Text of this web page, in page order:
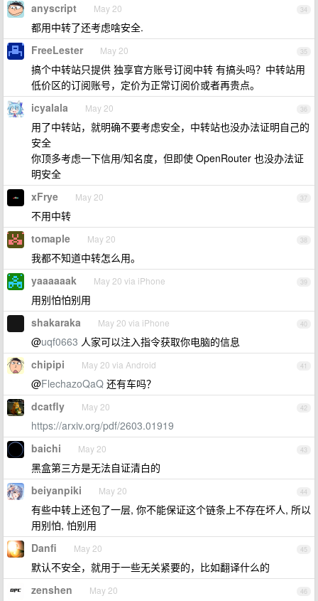
34
anyscript May 20
都用中转了还考虑啥安全.
35
FreeLester May 20
搞个中转站只提供 独享官方账号订阅中转 有搞头吗？中转站用
低价区的订阅账号，定价为正常订阅价或者再贵点。
36
icyalala May 20
用了中转站，就明确不要考虑安全，中转站也没办法证明自己的
安全
你顶多考虑一下信用/知名度，但即使 OpenRouter 也没办法证
明安全
37
xFrye May 20
不用中转
38
tomaple May 20
我都不知道中转怎么用。
39
yaaaaaak May 20 via iPhone
用别怕怕别用
40
shakaraka May 20 via iPhone
@uqf0663 人家可以注入指令获取你电脑的信息
41
chipipi May 20 via Android
@FlechazoQaQ 还有车吗？
42
dcatfly May 20
https://arxiv.org/pdf/2603.01919
43
baichi May 20
黑盒第三方是无法自证清白的
44
beiyanpiki May 20
有些中转上还包了一层, 你不能保证这个链条上不存在坏人, 所以
用别怕, 怕别用
45
Danfi May 20
默认不安全，就用于一些无关紧要的，比如翻译什么的
46
zenshen May 20